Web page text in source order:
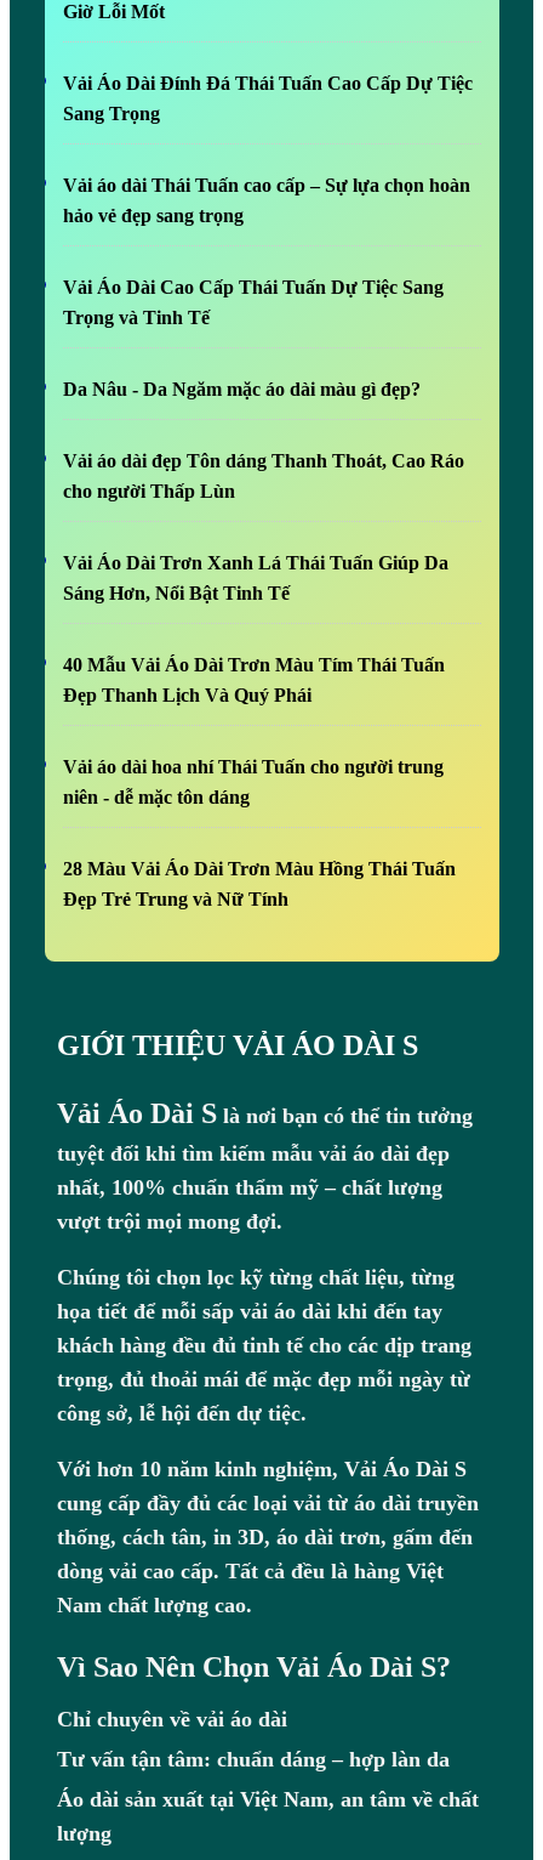
Giờ Lỗi Mốt
Vải Áo Dài Đính Đá Thái Tuấn Cao Cấp Dự Tiệc
Sang Trọng
Vải áo dài Thái Tuấn cao cấp – Sự lựa chọn hoàn
hảo vẻ đẹp sang trọng
Vải Áo Dài Cao Cấp Thái Tuấn Dự Tiệc Sang
Trọng và Tinh Tế
Da Nâu - Da Ngăm mặc áo dài màu gì đẹp?
Vải áo dài đẹp Tôn dáng Thanh Thoát, Cao Ráo
cho người Thấp Lùn
Vải Áo Dài Trơn Xanh Lá Thái Tuấn Giúp Da
Sáng Hơn, Nổi Bật Tinh Tế
40 Mẫu Vải Áo Dài Trơn Màu Tím Thái Tuấn
Đẹp Thanh Lịch Và Quý Phái
Vải áo dài hoa nhí Thái Tuấn cho người trung
niên - dễ mặc tôn dáng
28 Màu Vải Áo Dài Trơn Màu Hồng Thái Tuấn
Đẹp Trẻ Trung và Nữ Tính
GIỚI THIỆU VẢI ÁO DÀI S
Vải Áo Dài Slà nơi bạn có thể tin tưởng
tuyệt đối khi tìm kiếm mẫu vải áo dài đẹp
nhất, 100% chuẩn thẩm mỹ – chất lượng
vượt trội mọi mong đợi.
Chúng tôi chọn lọc kỹ từng chất liệu, từng
họa tiết để mỗi sấp vải áo dài khi đến tay
khách hàng đều đủ tinh tế cho các dịp trang
trọng, đủ thoải mái để mặc đẹp mỗi ngày từ
công sở, lễ hội đến dự tiệc.
Với hơn 10 năm kinh nghiệm, Vải Áo Dài S
cung cấp đầy đủ các loại vải từ áo dài truyền
thống, cách tân, in 3D, áo dài trơn, gấm đến
dòng vải cao cấp. Tất cả đều là hàng Việt
Nam chất lượng cao.
Vì Sao Nên Chọn Vải Áo Dài S?
Chỉ chuyên về vải áo dài
Tư vấn tận tâm: chuẩn dáng – hợp làn da
Áo dài sản xuất tại Việt Nam, an tâm về chất
lượng